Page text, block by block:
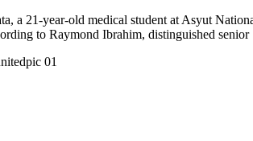
a 21-year-old medical student at Asyut
to Raymond Ibrahim, distinguished